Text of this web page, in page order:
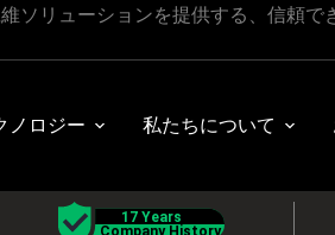
ソリューションを提供する、信頼で
ノロジー 私たちについて